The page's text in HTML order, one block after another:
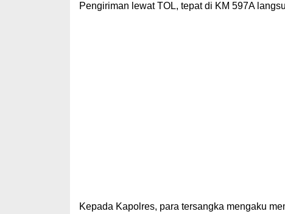
Pengiriman lewat TOL, tepat di KM 597A
Kepada Kapolres, para tersangka mengaku